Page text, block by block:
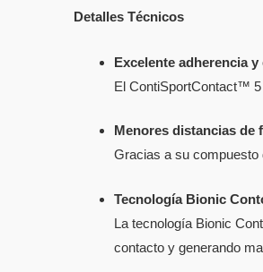
Detalles Técnicos
Excelente adherencia
El ContiSportContact™ 5
Menores distancias de
Gracias a su compuesto
Tecnología Bionic
La tecnología Bionic
contacto y generando